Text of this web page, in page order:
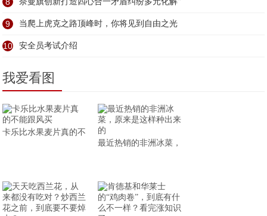
9 当爬上虎克之路顶峰时，你将见到自由之光
10 安全员考试介绍
我爱看图
卡乐比水果麦片真的不
最近热销的非洲冰菜，